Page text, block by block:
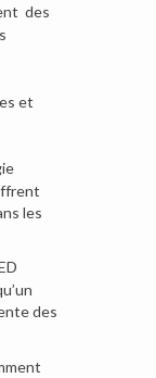
des
et
les
des